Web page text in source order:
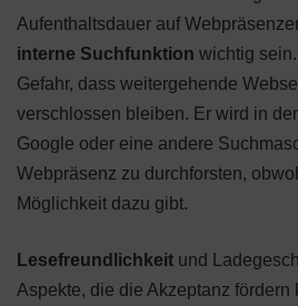
Aufenthaltsdauer auf
interne Suchfunktion wichtig
Gefahr, dass weitergehende
verschlossen bleiben. Er wird in
Google oder eine andere
Webpräsenz zu durchforsten,
Möglichkeit dazu gibt.
Lesefreundlichkeit und
Aspekte, die die Akzeptanz fördern